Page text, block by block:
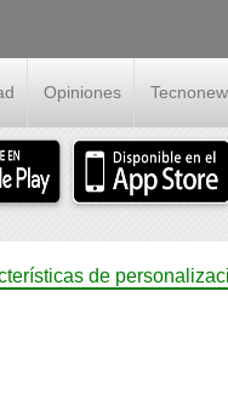
Opiniones
de